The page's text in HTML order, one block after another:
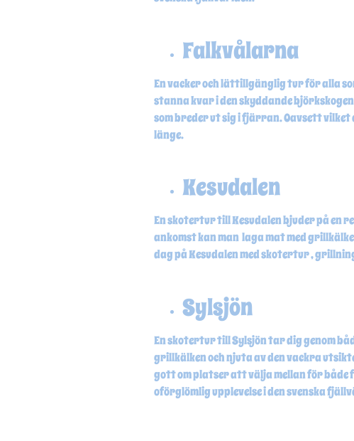
Falkvålarna
En vacker och lättillgänglig tur för alla
stanna kvar i den skyddande
som breder ut sig i fjärran. Oavsett
länge.
Kesudalen
En skotertur till Kesudalen bjuder på en
ankomst kan man laga mat med
dag på Kesudalen med skotertur ,
Sylsjön
En skotertur till Sylsjön tar dig genom
grillkälken och njuta av den vackra
gott om platser att välja mellan för både
oförglömlig upplevelse i den svenska